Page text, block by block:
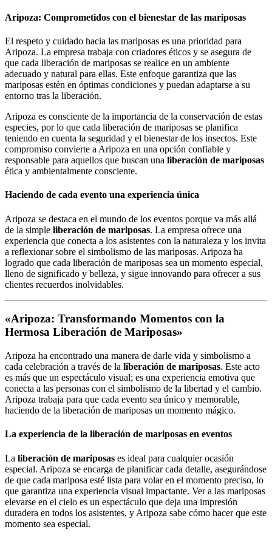
Aripoza: Comprometidos con el bienestar de las mariposas
El respeto y cuidado hacia las mariposas es una prioridad para
Aripoza. La empresa trabaja con criadores éticos y se asegura de
que cada liberación de mariposas se realice en un ambiente
adecuado y natural para ellas. Este enfoque garantiza que las
mariposas estén en óptimas condiciones y puedan adaptarse a su
entorno tras la liberación.
Aripoza es consciente de la importancia de la conservación de estas
especies, por lo que cada liberación de mariposas se planifica
teniendo en cuenta la seguridad y el bienestar de los insectos. Este
compromiso convierte a Aripoza en una opción confiable y
responsable para aquellos que buscan una liberación de mariposas
ética y ambientalmente consciente.
Haciendo de cada evento una experiencia única
Aripoza se destaca en el mundo de los eventos porque va más allá
de la simple liberación de mariposas. La empresa ofrece una
experiencia que conecta a los asistentes con la naturaleza y los invita
a reflexionar sobre el simbolismo de las mariposas. Aripoza ha
logrado que cada liberación de mariposas sea un momento especial,
lleno de significado y belleza, y sigue innovando para ofrecer a sus
clientes recuerdos inolvidables.
«Aripoza: Transformando Momentos con la
Hermosa Liberación de Mariposas»
Aripoza ha encontrado una manera de darle vida y simbolismo a
cada celebración a través de la liberación de mariposas. Este acto
es más que un espectáculo visual; es una experiencia emotiva que
conecta a las personas con el simbolismo de la libertad y el cambio.
Aripoza trabaja para que cada evento sea único y memorable,
haciendo de la liberación de mariposas un momento mágico.
La experiencia de la liberación de mariposas en eventos
La liberación de mariposas es ideal para cualquier ocasión
especial. Aripoza se encarga de planificar cada detalle, asegurándose
de que cada mariposa esté lista para volar en el momento preciso, lo
que garantiza una experiencia visual impactante. Ver a las mariposas
elevarse en el cielo es un espectáculo que deja una impresión
duradera en todos los asistentes, y Aripoza sabe cómo hacer que este
momento sea especial.